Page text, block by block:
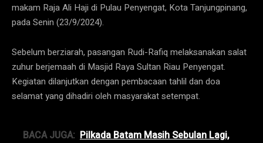
makam Raja Ali Haji di Pulau Penyengat, Kota Tanjungpinang,
pada Senin (23/9/2024).
Sebelum berziarah, pasangan Rudi-Rafiq melaksanakan salat
zuhur berjemaah di Masjid Raya Sultan Riau Penyengat.
Kegiatan dilanjutkan dengan pembacaan tahlil dan doa
selamat yang dihadiri oleh masyarakat setempat.
BACA JUGA: Pilkada Batam Masih Sebulan Lagi,